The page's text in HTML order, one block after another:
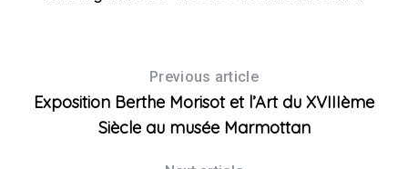
Previous article
Exposition Berthe Morisot et l’Art du XVIIIème
Siècle au musée Marmottan